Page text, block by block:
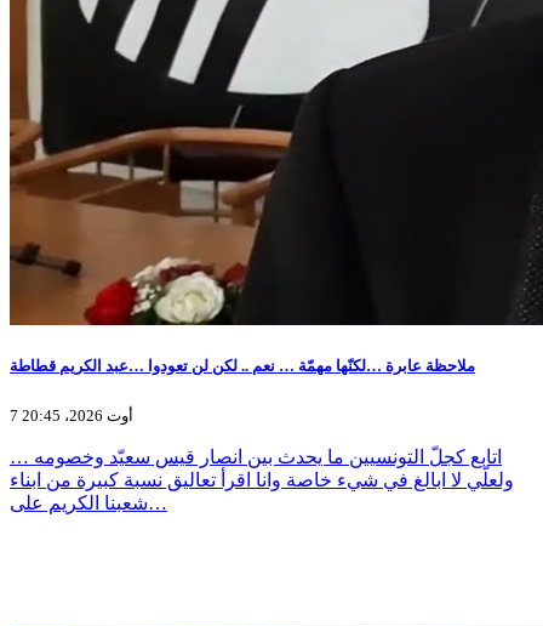
ملاحظة عابرة …لكنّها مهمّة … نعم .. لكن لن تعودوا …عبد الكريم قطاطة
7 أوت 2026، 20:45
اتابع كجلّ التونسيين ما يحدث بين انصار قيس سعيّد وخصومه …
ولعلّي لا ابالغ في شيء خاصة وانا اقرأ تعاليق نسبة كبيرة من ابناء
شعبنا الكريم على…